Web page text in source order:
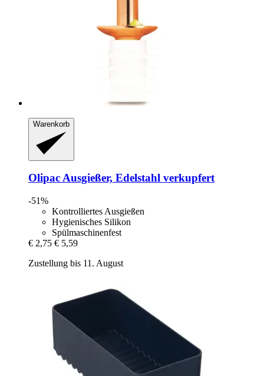
Warenkorb
OlipacAusgießer, Edelstahl verkupfert
-51%
Kontrolliertes Ausgießen
Hygienisches Silikon
Spülmaschinenfest
€ 2,75 € 5,59
Zustellung bis 11. August